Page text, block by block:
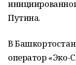
Путина.
В
оператор «Эко-